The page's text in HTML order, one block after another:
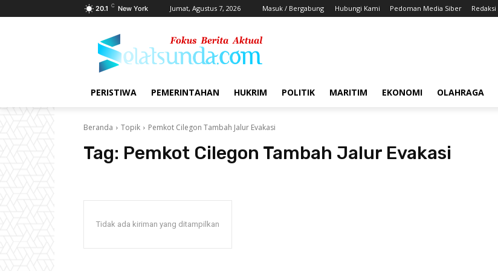
20.1 C New York Jumat, Agustus 7, 2026 Masuk / Bergabung Hubungi Kami Pedoman Media Siber Redaksi
PERISTIWA PEMERINTAHAN HUKRIM POLITIK MARITIM EKONOMI OLAHRAGA
Beranda Topik Pemkot Cilegon Tambah Jalur Evakasi
Tag: Pemkot Cilegon Tambah Jalur Evakasi
Tidak ada kiriman yang ditampilkan